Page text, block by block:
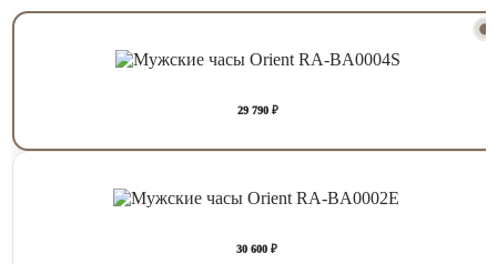
29 790 ₽
30 600 ₽